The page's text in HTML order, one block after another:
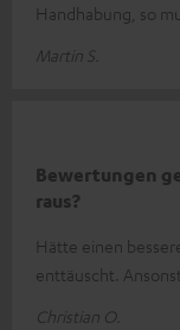
Handhabung, so
Martin S.
Bewertungen
raus?
Hätte einen
enttäuscht.
Christian O.